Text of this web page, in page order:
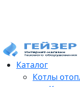
Каталог
Котлы